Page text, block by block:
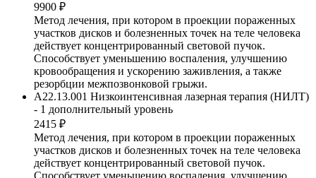
9900 ₽
Метод лечения, при котором в проекции пораженных
участков дисков и болезненных точек на теле человека
действует концентрированный световой пучок.
Способствует уменьшению воспаления, улучшению
кровообращения и ускорению заживления, а также
резорбции межпозвонковой грыжи.
A22.13.001 Низкоинтенсивная лазерная терапия (НИЛТ)
- 1 дополнительный уровень
2415 ₽
Метод лечения, при котором в проекции пораженных
участков дисков и болезненных точек на теле человека
действует концентрированный световой пучок.